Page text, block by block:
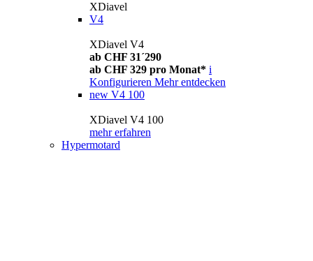
XDiavel
V4
XDiavel V4
ab CHF 31´290
ab CHF 329 pro Monat* i
Konfigurieren Mehr entdecken
new V4 100
XDiavel V4 100
mehr erfahren
Hypermotard